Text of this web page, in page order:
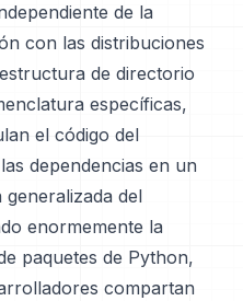
de la
con las distribuciones
de directorio
específicas,
el código del
dependencias en un
del
enormemente la
paquetes de Python,
compartan